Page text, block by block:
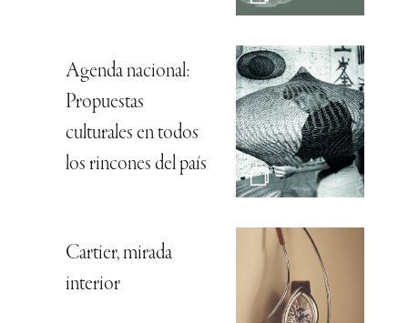
Agenda nacional:
Propuestas
culturales en todos
los rincones del país
Cartier, mirada
interior